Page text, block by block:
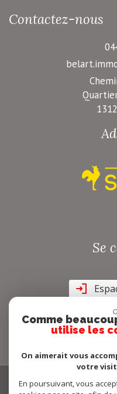
Contactez-nous
Se
© 2026 | Tous droits
Comme
utilise les
On aimerait vous
votre
En poursuivant, vous